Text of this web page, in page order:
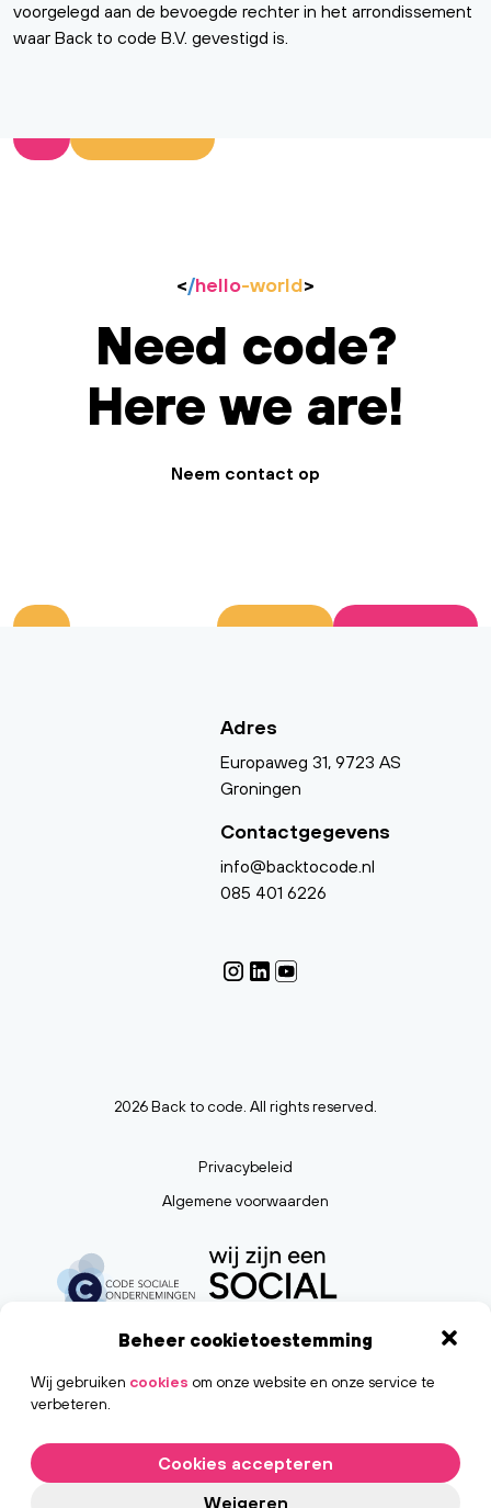
Beheer cookietoestemming
Wij gebruiken cookies om onze website en onze service te
verbeteren.
Cookies accepteren
Weigeren
voorgelegd aan de bevoegde rechter in het arrondissement
waar Back to code B.V. gevestigd is.
</hello-world>
Need code?
Here we are!
Neem contact op
Adres
Europaweg 31, 9723 AS
Groningen
Contactgegevens
info@backtocode.nl
085 401 6226
2026 Back to code. All rights reserved.
Privacybeleid
Algemene voorwaarden